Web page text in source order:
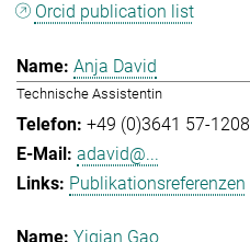
Orcid publication list
Anja David
Technische Assistentin
+49 (0)3641 57-1208
adavid@...
Publikationsreferenzen
Yiqian Gao